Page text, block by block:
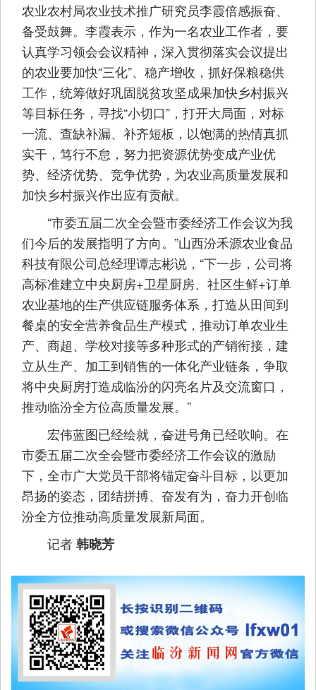
农业农村局农业技术推广研究员李霞倍感振奋、
备受鼓舞。李霞表示，作为一名农业工作者，要
认真学习领会会议精神，深入贯彻落实会议提出
的农业要加快“三化”、稳产增收，抓好保粮稳供
工作，统筹做好巩固脱贫攻坚成果加快乡村振兴
等目标任务，寻找“小切口”，打开大局面，对标
一流、查缺补漏、补齐短板，以饱满的热情真抓
实干，笃行不怠，努力把资源优势变成产业优
势、经济优势、竞争优势，为农业高质量发展和
加快乡村振兴作出应有贡献。
“市委五届二次全会暨市委经济工作会议为我
们今后的发展指明了方向。”山西汾禾源农业食品
科技有限公司总经理谭志彬说，“下一步，公司将
高标准建立中央厨房+卫星厨房、社区生鲜+订单
农业基地的生产供应链服务体系，打造从田间到
餐桌的安全营养食品生产模式，推动订单农业生
产、商超、学校对接等多种形式的产销衔接，建
立从生产、加工到销售的一体化产业链条，争取
将中央厨房打造成临汾的闪亮名片及交流窗口，
推动临汾全方位高质量发展。”
宏伟蓝图已经绘就，奋进号角已经吹响。在
市委五届二次全会暨市委经济工作会议的激励
下，全市广大党员干部将锚定奋斗目标，以更加
昂扬的姿态，团结拼搏、奋发有为，奋力开创临
汾全方位推动高质量发展新局面。
记者韩晓芳